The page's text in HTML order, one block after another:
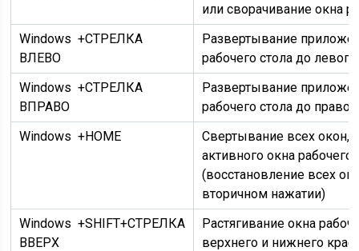
или сворачивание окна
Windows +СТРЕЛКА
ВЛЕВО
Развертывание
рабочего стола до
Windows +СТРЕЛКА
ВПРАВО
Развертывание
рабочего стола до
Windows +HOME
Свертывание всех окон,
активного окна рабочего
(восстановление всех
вторичном нажатии)
Windows +SHIFT+СТРЕЛКА
ВВЕРХ
Растягивание окна
верхнего и нижнего